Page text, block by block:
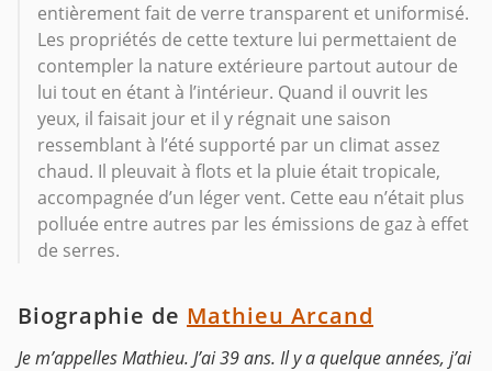
entièrement fait de verre transparent et uniformisé.
Les propriétés de cette texture lui permettaient de
contempler la nature extérieure partout autour de
lui tout en étant à l’intérieur. Quand il ouvrit les
yeux, il faisait jour et il y régnait une saison
ressemblant à l’été supporté par un climat assez
chaud. Il pleuvait à flots et la pluie était tropicale,
accompagnée d’un léger vent. Cette eau n’était plus
polluée entre autres par les émissions de gaz à effet
de serres.
Biographie de Mathieu Arcand
Je m’appelles Mathieu. J’ai 39 ans. Il y a quelque années, j’ai